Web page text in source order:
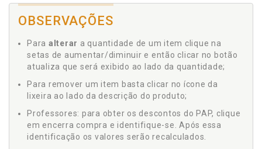
OBSERVAÇÕES
Para alterar a quantidade de um item clique na
setas de aumentar/diminuir e então clicar no botão
atualiza que será exibido ao lado da quantidade;
Para remover um item basta clicar no ícone da
lixeira ao lado da descrição do produto;
Professores: para obter os descontos do PAP, clique
em encerra compra e identifique-se. Após essa
identificação os valores serão recalculados.